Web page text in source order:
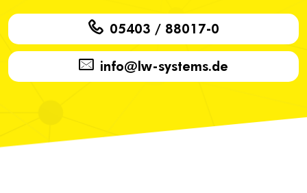
05403 / 88017-0
info@lw-systems.de